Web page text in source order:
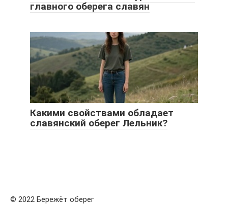
главного оберега славян
Какими свойствами обладает
славянский оберег Лельник?
© 2022 Бережёт оберег